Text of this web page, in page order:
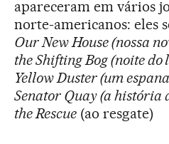
apareceram em vários
norte-americanos: eles
Our New House (nossa
the Shifting Bog(noite do
Yellow Duster (um
Senator Quay (a história
the Rescue(ao resgate)